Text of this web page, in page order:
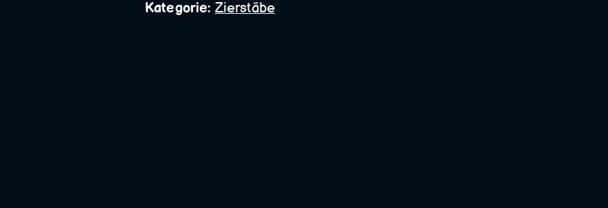
Bauschlosserei
Kategorie: Zierstäbe